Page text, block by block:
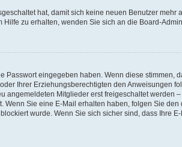
hat, damit sich keine neuen Benutzer
zu erhalten, wenden Sie sich an die Board-
eingegeben haben. Wenn diese stimmen,
Ihrer Erziehungsberechtigten den Anweisungen
Mitglieder erst freigeschaltet werden
Sie eine E-Mail erhalten haben, folgen Sie
wurde. Wenn Sie sich sicher sind, dass Ihre